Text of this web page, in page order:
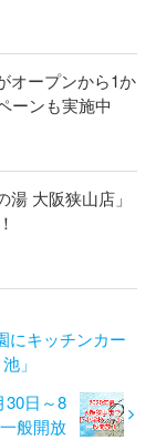
オープンから1か
ーンも実施中
湯 大阪狭山店」
にキッチンカー
」
30日～8
般開放